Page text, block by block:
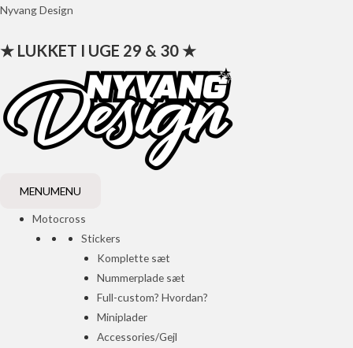
Gå
indholdet
Nyvang Design
★ LUKKET I UGE 29 & 30 ★
MENUMENU
Motocross
Stickers
Komplette sæt
Nummerplade sæt
Full-custom? Hvordan?
Miniplader
Accessories/Gejl